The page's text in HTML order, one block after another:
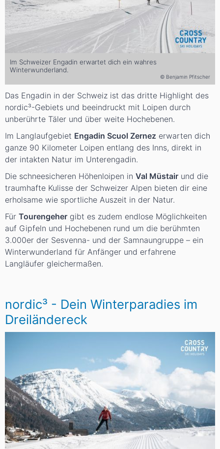
Im Schweizer Engadin erwartet dich ein wahres
Winterwunderland.
© Benjamin Pfitscher
Das Engadin in der Schweiz ist das dritte Highlight des
nordic³-Gebiets und beeindruckt mit Loipen durch
unberührte Täler und über weite Hochebenen.
Im Langlaufgebiet Engadin Scuol Zernez erwarten dich
ganze 90 Kilometer Loipen entlang des Inns, direkt in
der intakten Natur im Unterengadin.
Die schneesicheren Höhenloipen in Val Müstair und die
traumhafte Kulisse der Schweizer Alpen bieten dir eine
erholsame wie sportliche Auszeit in der Natur.
Für Tourengeher gibt es zudem endlose Möglichkeiten
auf Gipfeln und Hochebenen rund um die berühmten
3.000er der Sesvenna- und der Samnaungruppe – ein
Winterwunderland für Anfänger und erfahrene
Langläufer gleichermaßen.
nordic³ - Dein Winterparadies im
Dreiländereck